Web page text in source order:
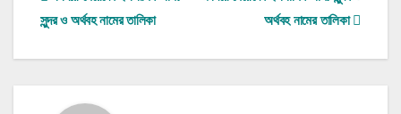
navigation
অর্থবহ নামের তালিকা
সুন্দর ও অর্থবহ নামের তালিকা